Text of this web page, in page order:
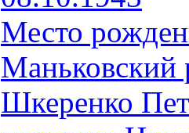
Место
Маньковский
Шкеренко